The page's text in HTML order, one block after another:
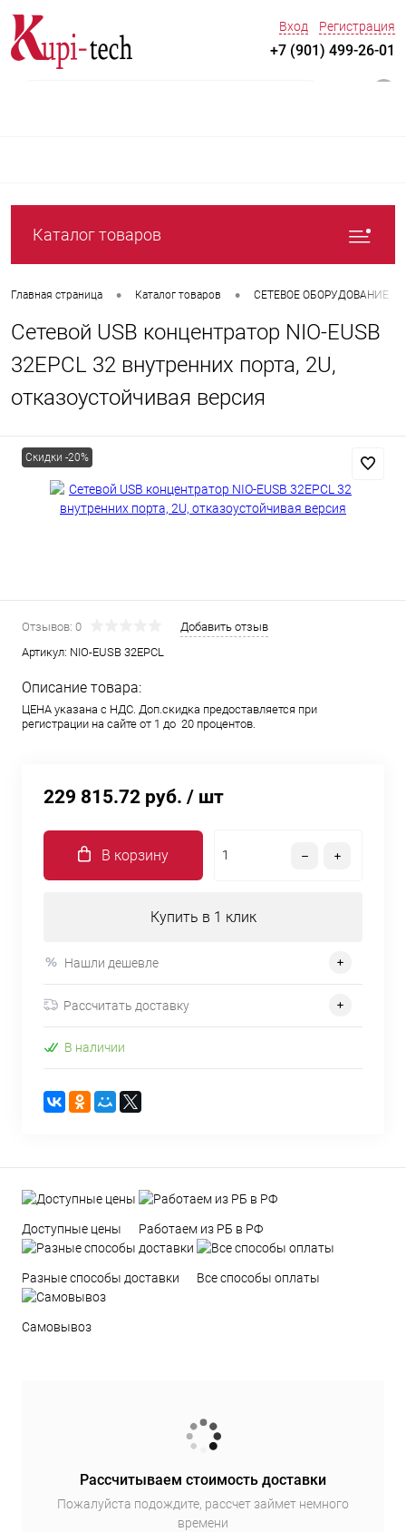
Вход Регистрация
+7 (901) 499-26-01
Каталог товаров
Главная страница • Каталог товаров • СЕТЕВОЕ ОБОРУДОВАНИЕ
Сетевой USB концентратор NIO-EUSB
32EPCL 32 внутренних порта, 2U,
отказоустойчивая версия
Скидки -20%
Отзывов: 0
Добавить отзыв
Артикул: NIO-EUSB 32EPCL
Описание товара:
ЦЕНА указана с НДС. Доп.скидка предоставляется при
регистрации на сайте от 1 до 20 процентов.
229 815.72 руб. / шт
В корзину
Купить в 1 клик
Нашли дешевле
Рассчитать доставку
В наличии
Доступные цены Работаем из РБ в РФ
Разные способы доставки Все способы оплаты
Самовывоз
Рассчитываем стоимость доставки
Пожалуйста подождите, рассчет займет немного
времени